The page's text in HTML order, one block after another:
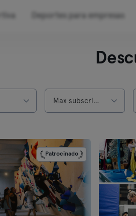
Max subscripción
Patrocinado